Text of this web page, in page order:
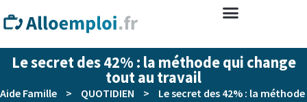
Le secret des 42% : la méthode qui change
tout au travail
Aide Famille > QUOTIDIEN >
Le secret des 42% : la méthode